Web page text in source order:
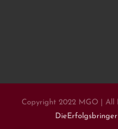
Copyright 2022 MGO | All
DieErfolgsbringer